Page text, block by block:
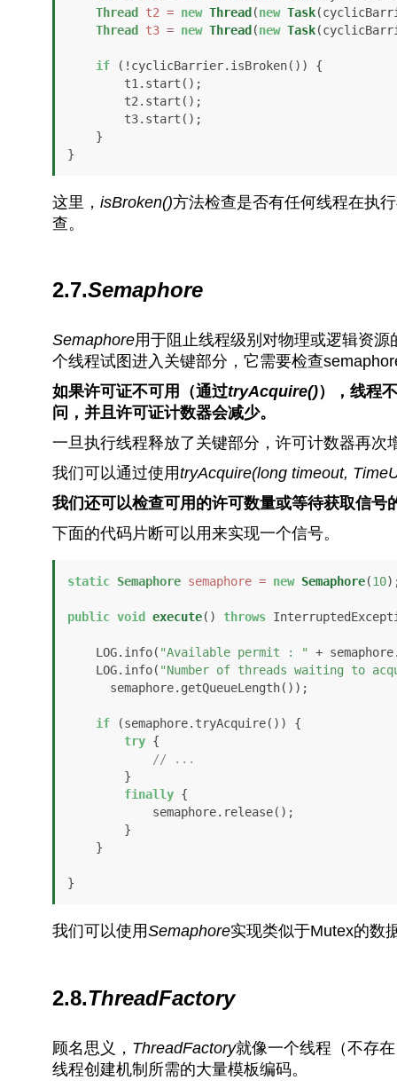
Thread
t2 = new Thread (new Task
Thread
t3 = new Thread (new Task
if (!cyclicBarrier.isBroken()) {
}
这里， isBroken()方法检查是否有任何线程在执
查。
2.7.Semaphore
Semaphore用于阻止线程级别对物理或逻辑资源
个线程试图进入关键部分，它需要检查
如果许可证不可用（通过tryAcquire()），线程
问，并且许可证计数器会减少。
一旦执行线程释放了关键部分，许可计数器再次
我们可以通过使用tryAcquire(long timeout,
我们还可以检查可用的许可数量或等待获取信号
下面的代码片断可以用来实现一个信号。
static Semaphore semaphore = new Semaphore(10
public void execute() throws
    LOG.info(
"Available permit : "
+
    LOG.info(
"Number of threads waiting to
if (semaphore.tryAcquire()) {
try {
// ...
finally {
}
我们可以使用Semaphore实现类似于Mutex的数
2.8.ThreadFactory
顾名思义， ThreadFactory就像一个线程（不存
线程创建机制所需的大量模板编码。